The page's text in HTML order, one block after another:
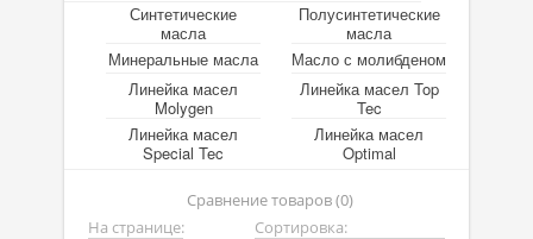
Масло с молибденом
Линейка масел Molygen
Линейка масел Top Tec
Линейка масел Special Tec
Линейка масел Optimal
Настав час зіграти на Parimatchта перемогти.
Це дуже просто!
Синтетические
масла
Полусинтетические
масла
Минеральные масла
Масло с молибденом
Линейка масел
Molygen
Линейка масел Top
Tec
Линейка масел
Special Tec
Линейка масел
Optimal
Сравнение товаров (0)
На странице:
Сортировка: